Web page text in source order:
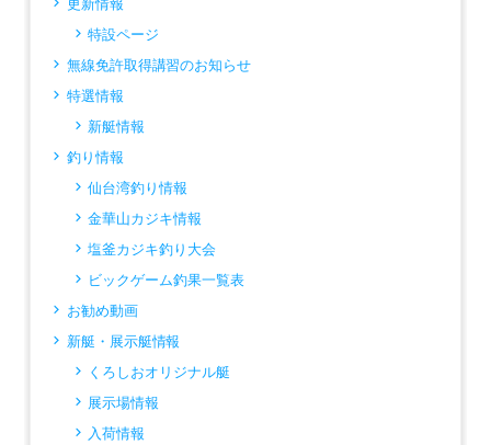
特設ページ
無線免許取得講習のお知らせ
特選情報
新艇情報
釣り情報
仙台湾釣り情報
金華山カジキ情報
塩釜カジキ釣り大会
ビックゲーム釣果一覧表
お勧め動画
新艇・展示艇情報
くろしおオリジナル艇
展示場情報
入荷情報